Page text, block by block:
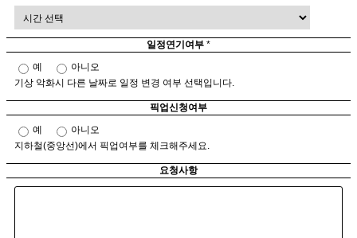
일정연기여부 *
예
아니오
기상 악화시 다른 날짜로 일정 변경 여부 선택입니다.
픽업신청여부
예
아니오
지하철(중앙선)에서 픽업여부를 체크해주세요.
요청사항